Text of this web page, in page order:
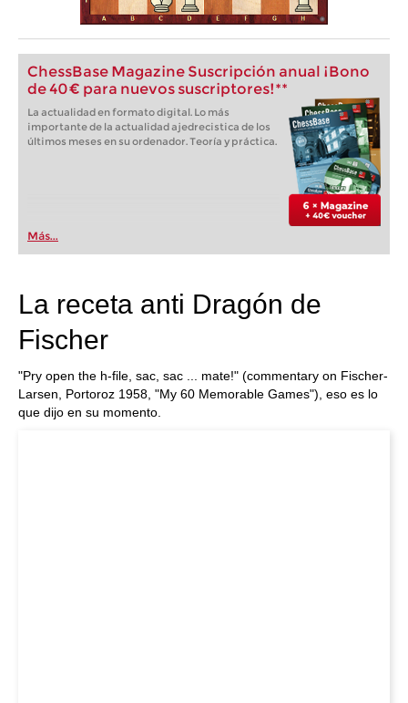
ChessBase Magazine Suscripción anual ¡Bono
de 40 € para nuevos suscriptores!**
La actualidad en formato digital. Lo más
importante de la actualidad ajedrecistica de los
últimos meses en su ordenador. Teoría y práctica.
Más...
La receta anti Dragón de
Fischer
"Pry open the h-file, sac, sac ... mate!" (commentary on Fischer-
Larsen, Portoroz 1958, "My 60 Memorable Games"), eso es lo
que dijo en su momento.